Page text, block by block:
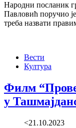
Народни посланик
Павловић поручио
треба назвати
Вести
Култура
Филм
у
<21.10.2023